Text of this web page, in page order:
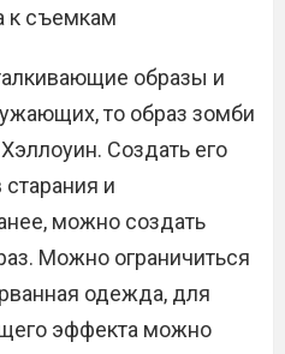
к съемкам
образы и
то образ зомби
Создать его
и
можно создать
Можно ограничиться
одежда, для
эффекта можно